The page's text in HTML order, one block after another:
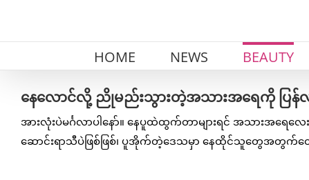
HOME NEWS BEAUTY
နေလောင်လို့ ညိုမည်းသွားတဲ့အသားအရေကို ပြန်
အားလုံးပဲမင်္ဂလာပါနော်။ နေပူထဲထွက်တာများရင် အသားအရေလေ
ဆောင်းရာသီပဲဖြစ်ဖြစ်၊ ပူအိုက်တဲ့ဒေသမှာ နေထိုင်သူတွေအတွက်တ